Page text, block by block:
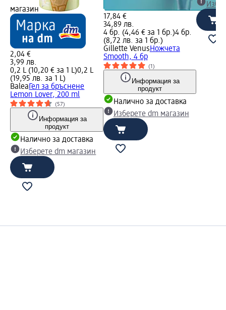
магазин
2,04 €
3,99 лв.
0,2 L (10,20 € за 1 L)0,2 L
(19,95 лв. за 1 L)
BaleaГел за бръснене
Lemon Lover, 200 ml
(57)
Информация за
продукт
Налично за доставка
Изберете dm магазин
17,84 €
34,89 лв.
4 бр. (4,46 € за 1 бр.)4 бр.
(8,72 лв. за 1 бр.)
Gillette VenusНожчета
Smooth, 4 бр
(1)
Информация за
продукт
Налично за доставка
Изберете dm магазин